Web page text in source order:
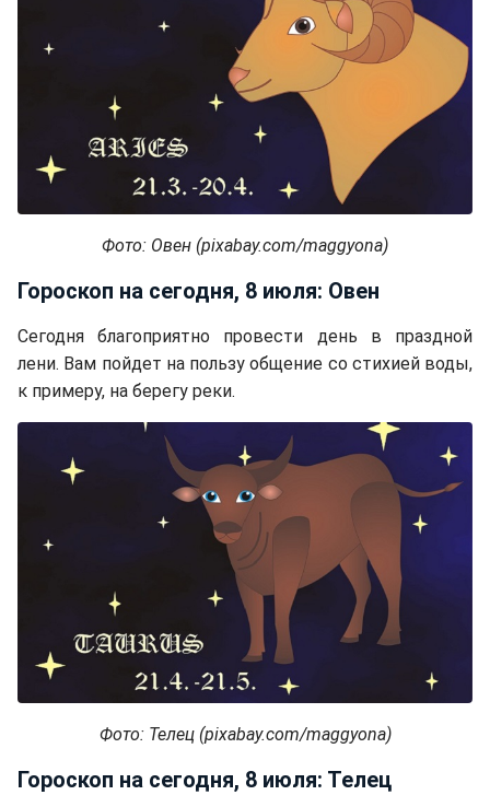
Фото: Овен (pixabay.com/maggyona)
Гороскоп на сегодня, 8 июля: Овен
Сегодня благоприятно провести день в праздной
лени. Вам пойдет на пользу общение со стихией воды,
к примеру, на берегу реки.
Фото: Телец (pixabay.com/maggyona)
Гороскоп на сегодня, 8 июля: Телец